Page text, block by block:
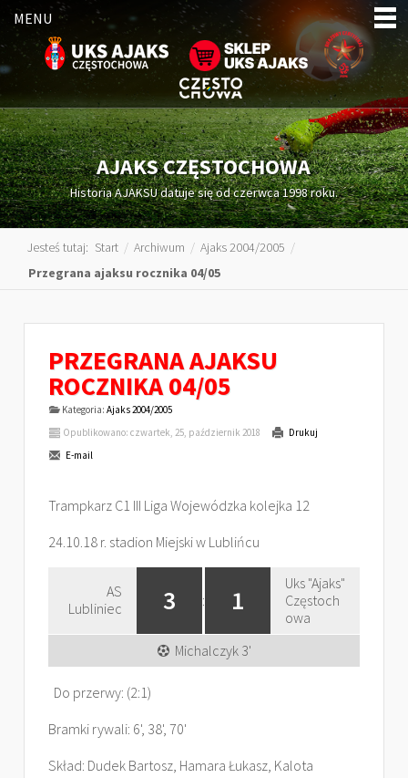
MENU
AJAKS CZĘSTOCHOWA
Historia AJAKSU datuje się od czerwca 1998 roku.
Jesteś tutaj: Start / Archiwum / Ajaks 2004/2005 /
Przegrana ajaksu rocznika 04/05
PRZEGRANA AJAKSU
ROCZNIKA 04/05
Kategoria: Ajaks 2004/2005
Opublikowano: czwartek, 25, październik 2018
Drukuj
E-mail
Trampkarz C1 III Liga Wojewódzka kolejka 12
24.10.18 r. stadion Miejski w Lublińcu
AS
Lubliniec
3 : 1
Uks "Ajaks"
Częstoch
owa
Michalczyk 3'
Do przerwy: (2:1)
Bramki rywali: 6', 38', 70'
Skład: Dudek Bartosz, Hamara Łukasz, Kalota